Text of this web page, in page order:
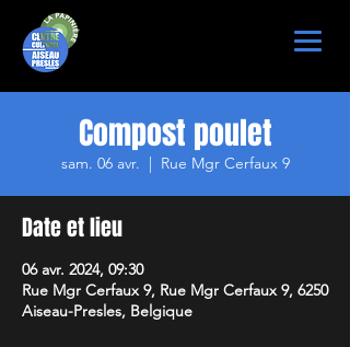
Compost poulet
sam. 06 avr.
  |
Rue Mgr Cerfaux 9
Date et lieu
06 avr. 2024, 09:30
Rue Mgr Cerfaux 9, Rue Mgr Cerfaux 9, 6250
Aiseau-Presles, Belgique